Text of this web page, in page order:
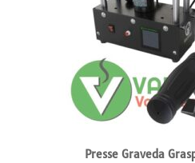
Presse Graveda